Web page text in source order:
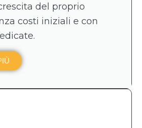
del proprio
costi iniziali e con